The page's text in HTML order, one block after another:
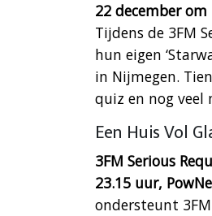
22 december
Tijdens de 3FM
hun eigen
in Nijmegen.
quiz en nog veel
Een Huis Vol
3FM Serious
23.15 uur,
ondersteunt